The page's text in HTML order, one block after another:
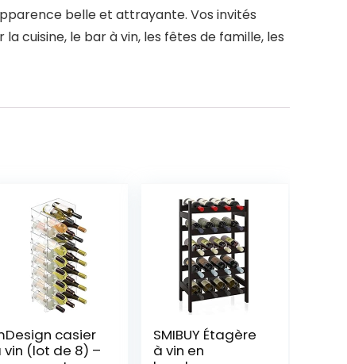
belle et attrayante. Vos invités
cuisine, le bar à vin, les fêtes de famille, les
casier
vin (lot de 8) –
SMIBUY Étagère
à vin en